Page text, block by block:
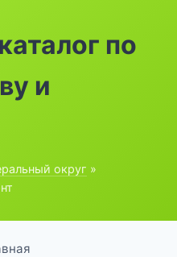
по
и
округ »